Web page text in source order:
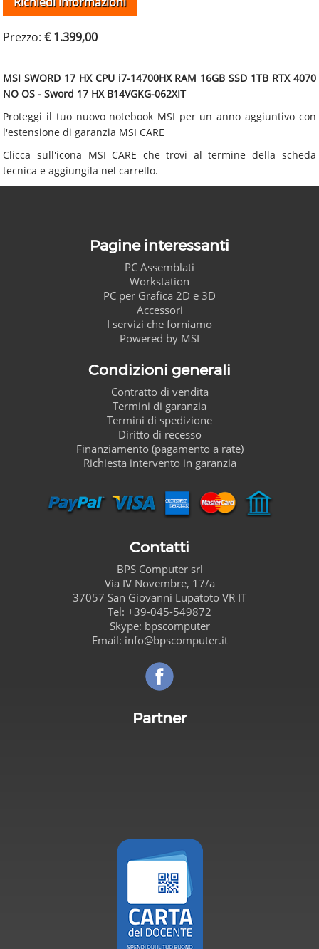
Prezzo: € 1.399,00
MSI SWORD 17 HX CPU i7-14700HX RAM 16GB SSD 1TB RTX 4070
NO OS - Sword 17 HX B14VGKG-062XIT
Proteggi il tuo nuovo notebook MSI per un anno aggiuntivo con
l'estensione di garanzia MSI CARE
Clicca sull'icona MSI CARE che trovi al termine della scheda
tecnica e aggiungila nel carrello.
Pagine interessanti
PC Assemblati
Workstation
PC per Grafica 2D e 3D
Accessori
I servizi che forniamo
Powered by MSI
Condizioni generali
Contratto di vendita
Termini di garanzia
Termini di spedizione
Diritto di recesso
Finanziamento (pagamento a rate)
Richiesta intervento in garanzia
Contatti
BPS Computersrl
Via IV Novembre, 17/a
37057 San Giovanni Lupatoto VR IT
Tel: +39-045-549872
Skype: bpscomputer
Email: info@bpscomputer.it
Partner